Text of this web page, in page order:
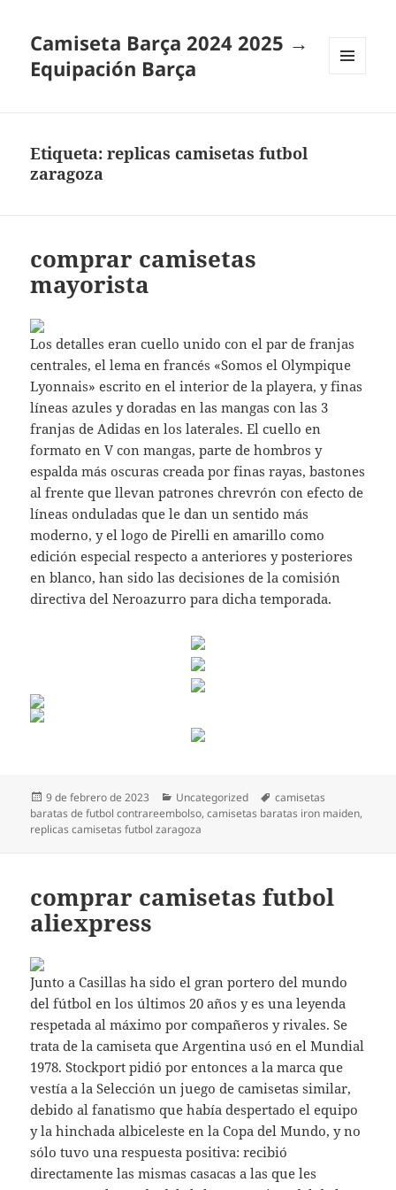
Camiseta Barça 2024 2025 →
Equipación Barça
Etiqueta:replicas camisetas futbol
zaragoza
comprar camisetas
mayorista
Los detalles eran cuello unido con el par de franjas
centrales, el lema en francés «Somos el Olympique
Lyonnais» escrito en el interior de la playera, y finas
líneas azules y doradas en las mangas con las 3
franjas de Adidas en los laterales. El cuello en
formato en V con mangas, parte de hombros y
espalda más oscuras creada por finas rayas, bastones
al frente que llevan patrones chrevrón con efecto de
líneas onduladas que le dan un sentido más
moderno, y el logo de Pirelli en amarillo como
edición especial respecto a anteriores y posteriores
en blanco, han sido las decisiones de la comisión
directiva del Neroazurro para dicha temporada.
Publicado
el
9 de febrero de 2023 Categorías
Uncategorized Etiquetas
camisetas
baratas de futbol contrareembolso,camisetas baratas iron maiden,
replicas camisetas futbol zaragoza
comprar camisetas futbol
aliexpress
Junto a Casillas ha sido el gran portero del mundo
del fútbol en los últimos 20 años y es una leyenda
respetada al máximo por compañeros y rivales. Se
trata de la camiseta que Argentina usó en el Mundial
1978. Stockport pidió por entonces a la marca que
vestía a la Selección un juego de camisetas similar,
debido al fanatismo que había despertado el equipo
y la hinchada albiceleste en la Copa del Mundo, y no
sólo tuvo una respuesta positiva: recibió
directamente las mismas casacas a las que les